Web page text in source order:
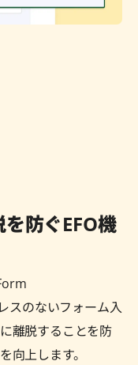
防ぐEFO機
スのないフォーム入
離脱することを防
向上します。